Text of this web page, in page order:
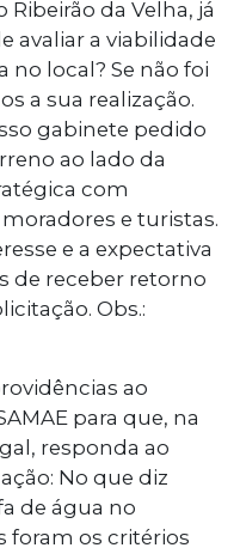
Ribeirão da Velha, já
avaliar a viabilidade
no local? Se não foi
a sua realização.
gabinete pedido
ao lado da
com
e turistas.
e a expectativa
de receber retorno
Obs.:
ao
para que, na
responda ao
No que diz
de água no
foram os critérios